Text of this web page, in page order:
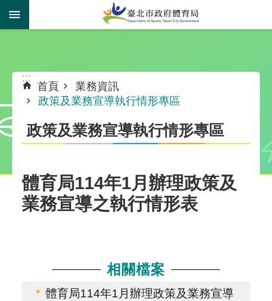
跳到主要內容區塊
:::
首頁
業務資訊
政策及業務宣導執行情形專區
政策及業務宣導執行情形專區
體育局114年1月辦理政策及
業務宣導之執行情形表
相關檔案
體育局114年1月辦理政策及業務宣導